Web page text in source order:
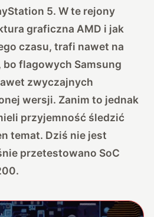
5. W te rejony
graficzna AMD i jak
czasu, trafi nawet na
bo flagowych Samsung
zwyczajnych
wersji. Zanim to jednak
przyjemność śledzić
temat. Dziś nie jest
przetestowano SoC